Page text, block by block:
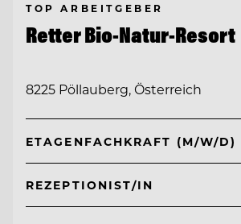
TOP ARBEITGEBER
Retter Bio-Natur-Resort
8225 Pöllauberg, Österreich
ETAGENFACHKRAFT (M/W/D)
REZEPTIONIST/IN